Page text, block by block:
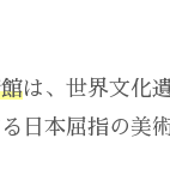
は、世界文化
日本屈指の美術